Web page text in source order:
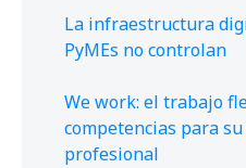
La infraestructura
PyMEs no controlan
We work: el trabajo
competencias para
profesional